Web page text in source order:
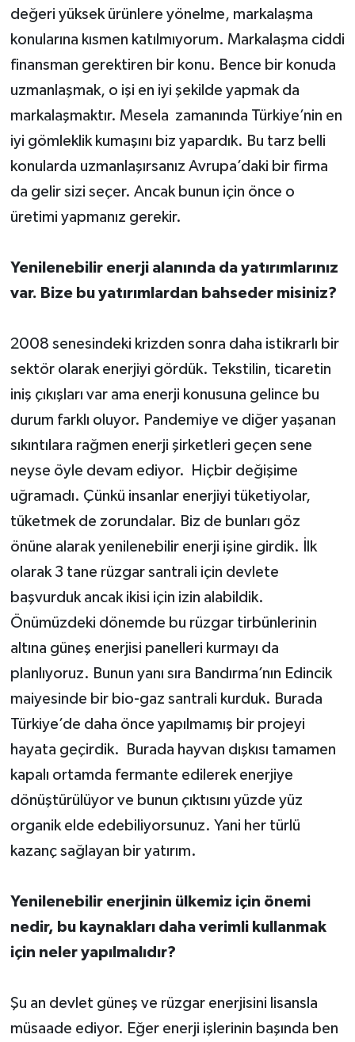
değeri yüksek ürünlere yönelme, markalaşma
konularına kısmen katılmıyorum. Markalaşma ciddi
finansman gerektiren bir konu. Bence bir konuda
uzmanlaşmak, o işi en iyi şekilde yapmak da
markalaşmaktır. Mesela zamanında Türkiye’nin en
iyi gömleklik kumaşını biz yapardık. Bu tarz belli
konularda uzmanlaşırsanız Avrupa’daki bir firma
da gelir sizi seçer. Ancak bunun için önce o
üretimi yapmanız gerekir.
Yenilenebilir enerji alanında da yatırımlarınız
var. Bize bu yatırımlardan bahseder misiniz?
2008 senesindeki krizden sonra daha istikrarlı bir
sektör olarak enerjiyi gördük. Tekstilin, ticaretin
iniş çıkışları var ama enerji konusuna gelince bu
durum farklı oluyor. Pandemiye ve diğer yaşanan
sıkıntılara rağmen enerji şirketleri geçen sene
neyse öyle devam ediyor. Hiçbir değişime
uğramadı. Çünkü insanlar enerjiyi tüketiyolar,
tüketmek de zorundalar. Biz de bunları göz
önüne alarak yenilenebilir enerji işine girdik. İlk
olarak 3 tane rüzgar santrali için devlete
başvurduk ancak ikisi için izin alabildik.
Önümüzdeki dönemde bu rüzgar tirbünlerinin
altına güneş enerjisi panelleri kurmayı da
planlıyoruz. Bunun yanı sıra Bandırma’nın Edincik
maiyesinde bir bio-gaz santrali kurduk. Burada
Türkiye’de daha önce yapılmamış bir projeyi
hayata geçirdik. Burada hayvan dışkısı tamamen
kapalı ortamda fermante edilerek enerjiye
dönüştürülüyor ve bunun çıktısını yüzde yüz
organik elde edebiliyorsunuz. Yani her türlü
kazanç sağlayan bir yatırım.
Yenilenebilir enerjinin ülkemiz için önemi
nedir, bu kaynakları daha verimli kullanmak
için neler yapılmalıdır?
Şu an devlet güneş ve rüzgar enerjisini lisansla
müsaade ediyor. Eğer enerji işlerinin başında ben